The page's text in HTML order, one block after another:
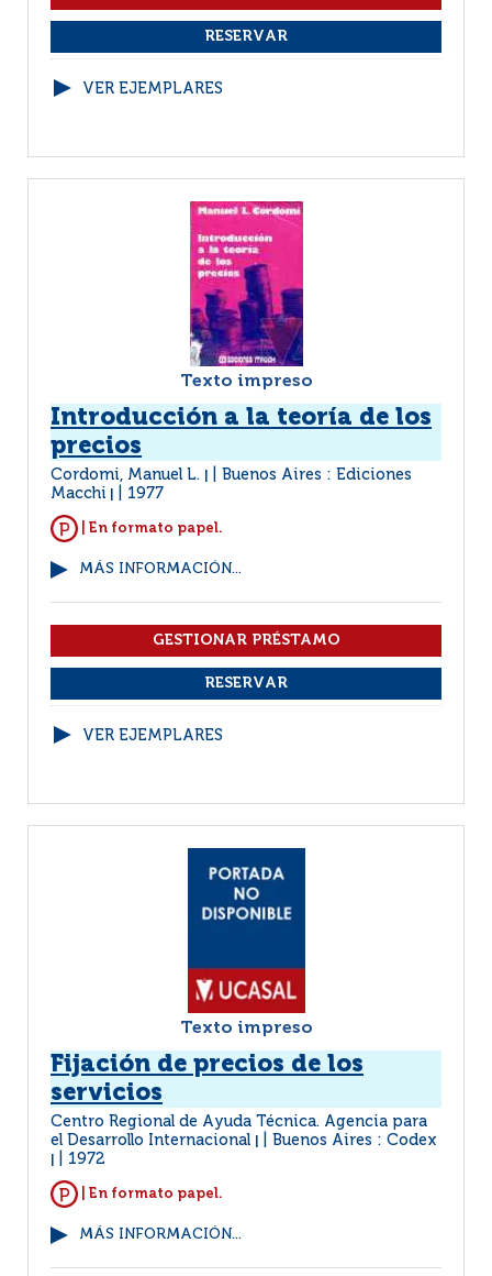
VER EJEMPLARES
Texto impreso
Introducción a la teoría de los
precios
Cordomi, Manuel L.
Buenos Aires : Ediciones
Macchi
1977
| En formato papel.
MÁS INFORMACIÓN...
VER EJEMPLARES
Texto impreso
Fijación de precios de los
servicios
Centro Regional de Ayuda Técnica. Agencia para
el Desarrollo Internacional
Buenos Aires : Codex
1972
| En formato papel.
MÁS INFORMACIÓN...